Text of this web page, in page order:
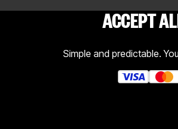
ACCEPT
Simple and predictable.